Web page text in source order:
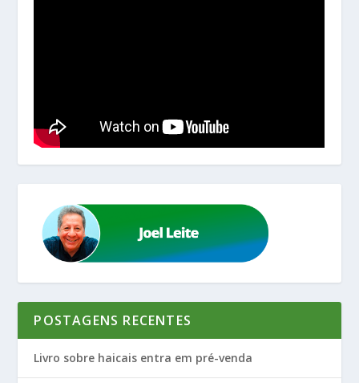
POSTAGENS RECENTES
Livro sobre haicais entra em pré-venda